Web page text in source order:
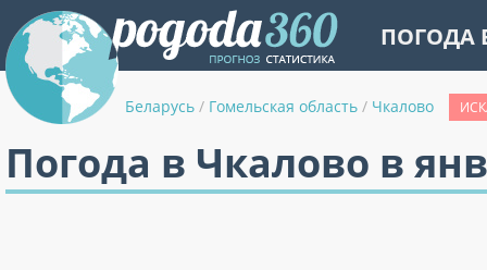
ПОГОДА
Беларусь / Гомельская область / Чкалово
Погода в Чкалово в